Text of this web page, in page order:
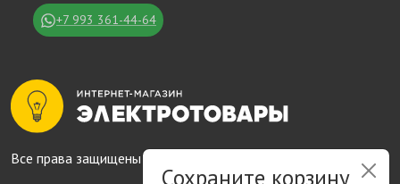
Все права защищены © 2014 - 2026
+7 993 361-44-64
Сохраните корзину